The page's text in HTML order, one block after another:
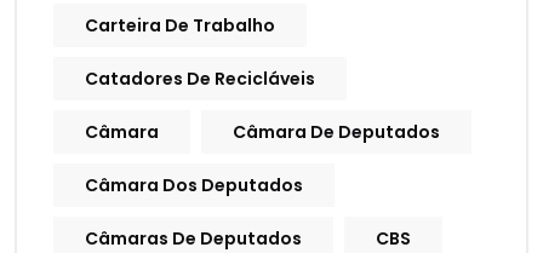
Carteira De Trabalho
Catadores De Recicláveis
Câmara Câmara De Deputados
Câmara Dos Deputados
Câmaras De Deputados CBS